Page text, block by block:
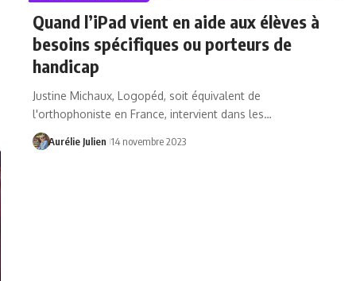
Quand l’iPad vient en aide aux élèves à
besoins spécifiques ou porteurs de
handicap
Justine Michaux, Logopéd, soit équivalent de
l'orthophoniste en France, intervient dans les…
Aurélie Julien 14 novembre 2023